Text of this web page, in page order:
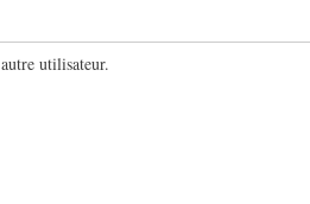
utilisateur.